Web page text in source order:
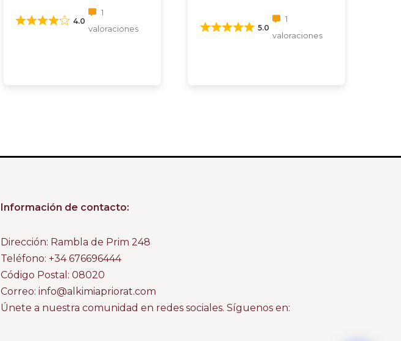
4.0
1
valoraciones
5.0
1
valoraciones
Información de contacto:
Dirección: Rambla de Prim 248
Teléfono: +34 676696444
Código Postal: 08020
Correo: info@alkimiapriorat.com
Únete a nuestra comunidad en redes sociales. Síguenos en: